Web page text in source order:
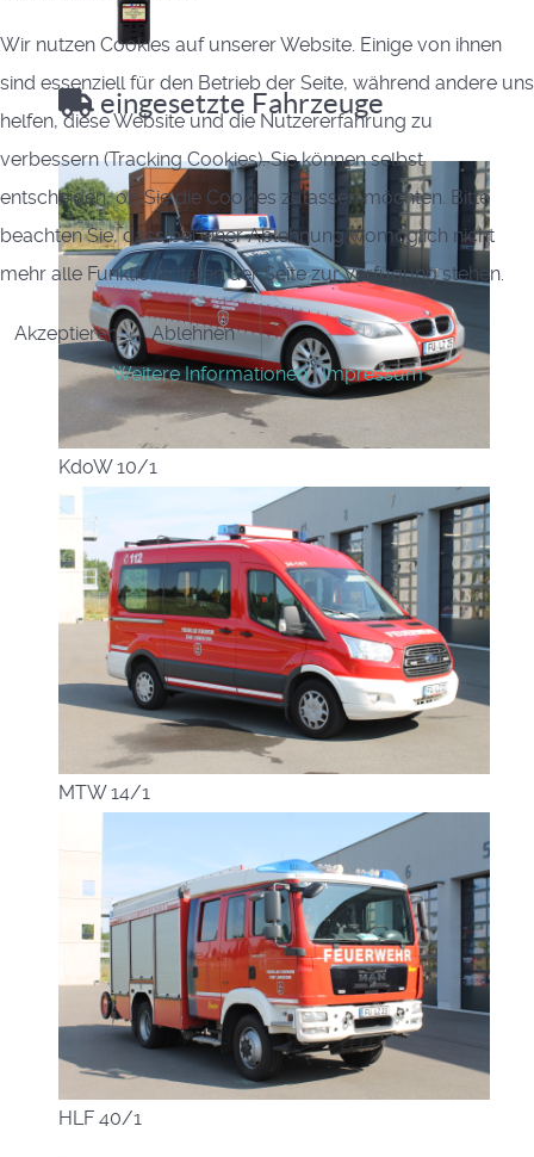
eingesetzte Fahrzeuge
KdoW 10/1
MTW 14/1
HLF 40/1
Wir nutzen Cookies auf unserer Website. Einige von ihnen
sind essenziell für den Betrieb der Seite, während andere uns
helfen, diese Website und die Nutzererfahrung zu
verbessern (Tracking Cookies). Sie können selbst
entscheiden, ob Sie die Cookies zulassen möchten. Bitte
beachten Sie, dass bei einer Ablehnung womöglich nicht
mehr alle Funktionalitäten der Seite zur Verfügung stehen.
Akzeptieren
Ablehnen
Weitere Informationen|Impressum